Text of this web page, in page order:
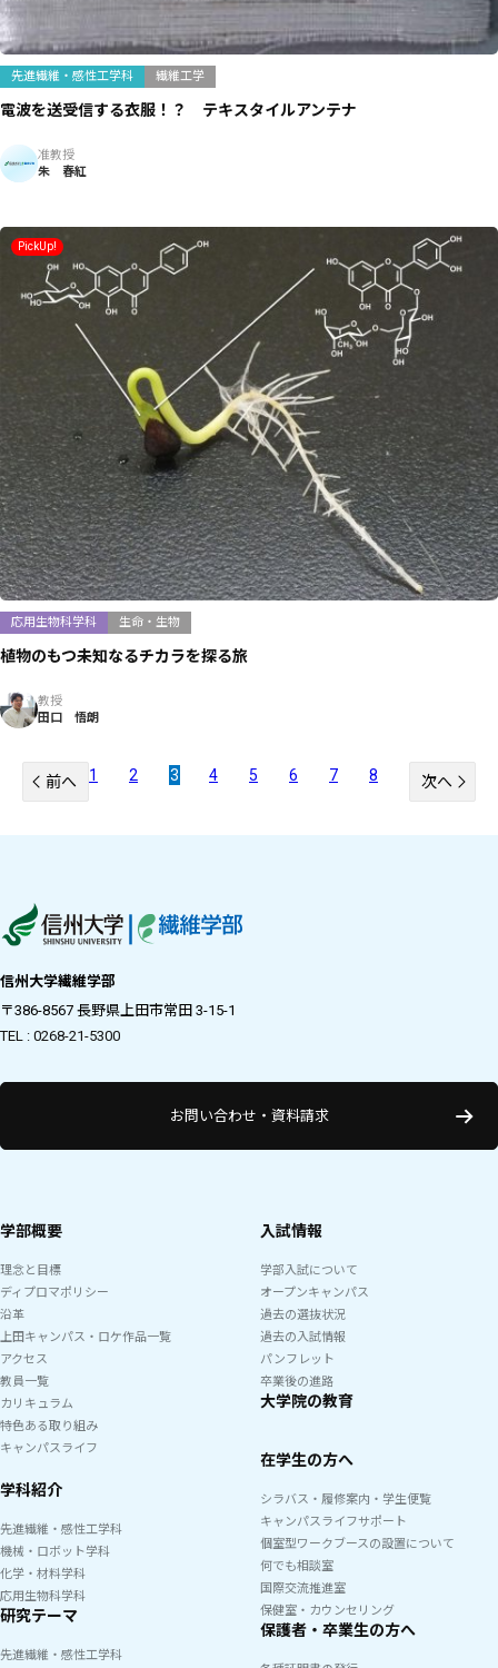
先進繊維・感性工学科 繊維工学
電波を送受信する衣服！？ テキスタイルアンテナ
准教授
朱 春紅
応用生物科学科 生命・生物
植物のもつ未知なるチカラを探る旅
教授
田口 悟朗
PickUp!
前へ 1 2 3 4 5 6 7 8 次へ
信州大学繊維学部
〒386-8567 長野県上田市常田 3-15-1
TEL : 0268-21-5300
お問い合わせ・資料請求
学部概要
理念と目標
ディプロマポリシー
沿革
上田キャンパス・ロケ作品一覧
アクセス
教員一覧
カリキュラム
特色ある取り組み
キャンパスライフ
学科紹介
先進繊維・感性工学科
機械・ロボット学科
化学・材料学科
応用生物科学科
研究テーマ
先進繊維・感性工学科
入試情報
学部入試について
オープンキャンパス
過去の選抜状況
過去の入試情報
パンフレット
卒業後の進路
大学院の教育
在学生の方へ
シラバス・履修案内・学生便覧
キャンパスライフサポート
個室型ワークブースの設置について
何でも相談室
国際交流推進室
保健室・カウンセリング
保護者・卒業生の方へ